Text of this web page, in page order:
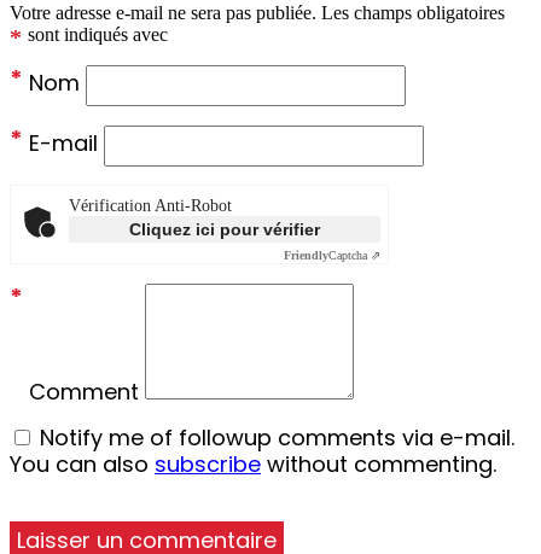
Votre adresse e-mail ne sera pas publiée. Les champs obligatoires
sont indiqués avec
*
Nom
*
E-mail
*
Vérification Anti-Robot
Cliquez ici pour vérifier
FriendlyCaptcha ⇗
Comment
*
Notify me of followup comments via e-mail.
You can also subscribe without commenting.